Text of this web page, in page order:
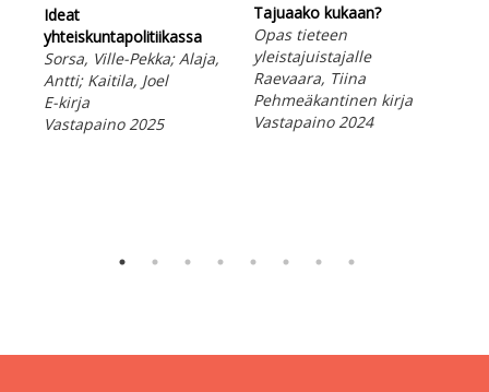
Ideat
yhteiskuntapolitiikassa
Sorsa, Ville-Pekka; Alaja,
Antti; Kaitila, Joel
E-kirja
Vastapaino 2025
Tajuaako kukaan?
Opas tieteen
yleistajuistajalle
Raevaara, Tiina
Pehmeäkantinen kirja
Vastapaino 2024